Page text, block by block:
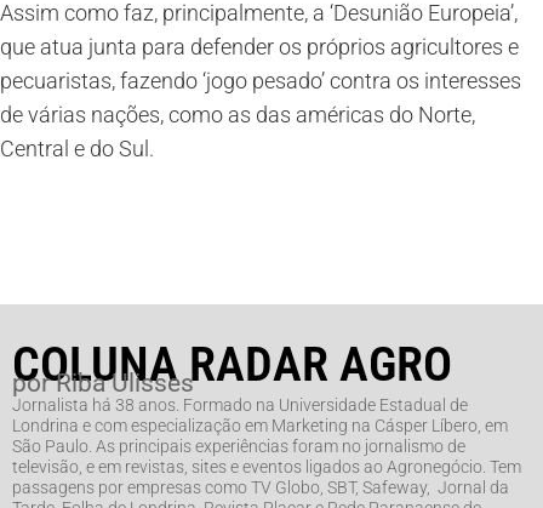
Assim como faz, principalmente, a ‘Desunião Europeia’,
que atua junta para defender os próprios agricultores e
pecuaristas, fazendo ‘jogo pesado’ contra os interesses
de várias nações, como as das américas do Norte,
Central e do Sul.
COLUNA RADAR AGRO
por Riba Ulisses
Jornalista há 38 anos. Formado na Universidade Estadual de
Londrina e com especialização em Marketing na Cásper Líbero, em
São Paulo. As principais experiências foram no jornalismo de
televisão, e em revistas, sites e eventos ligados ao Agronegócio. Tem
passagens por empresas como TV Globo, SBT, Safeway, Jornal da